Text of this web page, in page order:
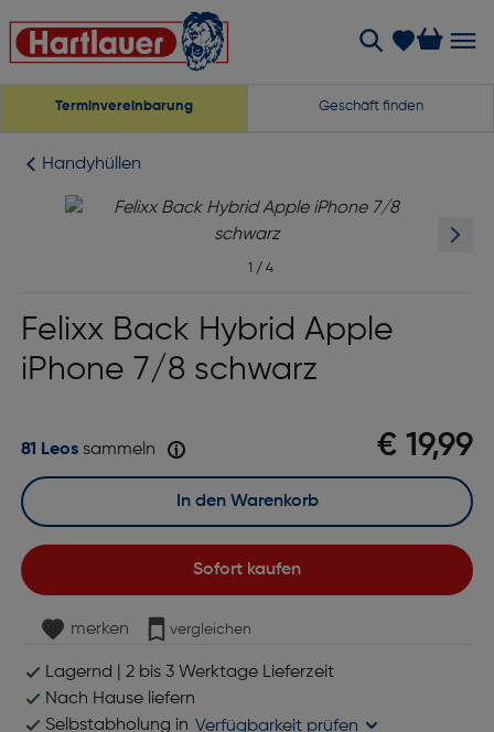
Terminvereinbarung Geschäft finden
Handyhüllen
1 / 4
Felixx Back Hybrid Apple
iPhone 7/8 schwarz
€ 19,99
81 Leossammeln
Sofort kaufen
In den Warenkorb
merken vergleichen
Lagernd | 2 bis 3 Werktage Lieferzeit
Nach Hause liefern
Selbstabholung in Verfügbarkeit prüfen